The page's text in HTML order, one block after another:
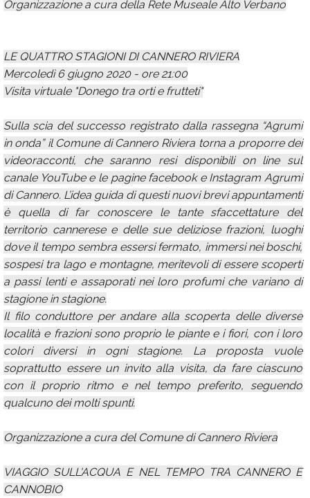
Organizzazione a cura della Rete Museale Alto Verbano
LE QUATTRO STAGIONI DI CANNERO RIVIERA
Mercoledì 6 giugno 2020 - ore 21:00
Visita virtuale "Donego tra orti e frutteti"
Sulla scia del successo registrato dalla rassegna “Agrumi
in onda” il Comune di Cannero Riviera torna a proporre dei
videoracconti, che saranno resi disponibili on line sul
canale YouTube e le pagine facebook e Instagram Agrumi
di Cannero. L’idea guida di questi nuovi brevi appuntamenti
è quella di far conoscere le tante sfaccettature del
territorio cannerese e delle sue deliziose frazioni, luoghi
dove il tempo sembra essersi fermato, immersi nei boschi,
sospesi tra lago e montagne, meritevoli di essere scoperti
a passi lenti e assaporati nei loro profumi che variano di
stagione in stagione.
Il filo conduttore per andare alla scoperta delle diverse
località e frazioni sono proprio le piante e i fiori, con i loro
colori diversi in ogni stagione. La proposta vuole
soprattutto essere un invito alla visita, da fare ciascuno
con il proprio ritmo e nel tempo preferito, seguendo
qualcuno dei molti spunti.
Organizzazione a cura del Comune di Cannero Riviera
VIAGGIO SULL'ACQUA E NEL TEMPO TRA CANNERO E
CANNOBIO